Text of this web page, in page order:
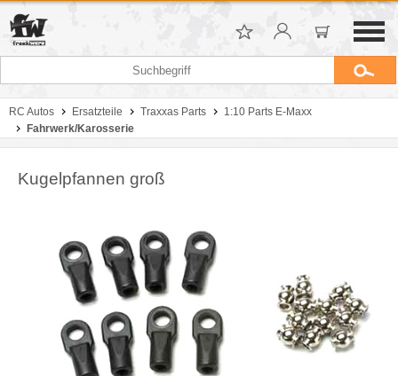
RC Autos Ersatzteile Traxxas Parts
1:10 Parts E-Maxx
Fahrwerk/Karosserie
Kugelpfannen groß